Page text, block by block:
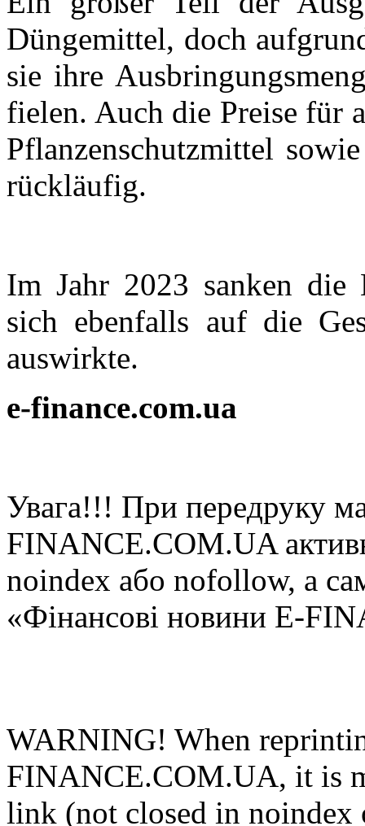
Düngemittel, doch
sie ihre
fielen. Auch die Preise für
Pflanzenschutzmittel
rückläufig.
Im Jahr 2023 sanken die
sich ebenfalls auf die
auswirkte.
e-finance.com.ua
Увaгa!!! При пeрeдруку
FINANCE.COM.UA
noindex або nofollow, а
«Фінансові новини E-
WARNING! When
FINANCE.COM.UA, it is
link (not closed in